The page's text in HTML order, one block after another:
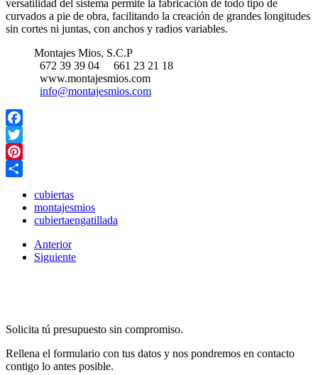
versatilidad del sistema permite la fabricación de todo tipo de
curvados a pie de obra, facilitando la creación de grandes longitudes
sin cortes ni juntas, con anchos y radios variables.
Montajes Mios, S.C.P
672 39 39 04
661 23 21 18
www.montajesmios.com
info@montajesmios.com
Facebook
Twitter
Pinterest
cubiertas
montajesmios
cubiertaengatillada
Anterior
Siguiente
Solicita tú presupuesto sin compromiso.
Rellena el formulario con tus datos y nos pondremos en contacto
contigo lo antes posible.